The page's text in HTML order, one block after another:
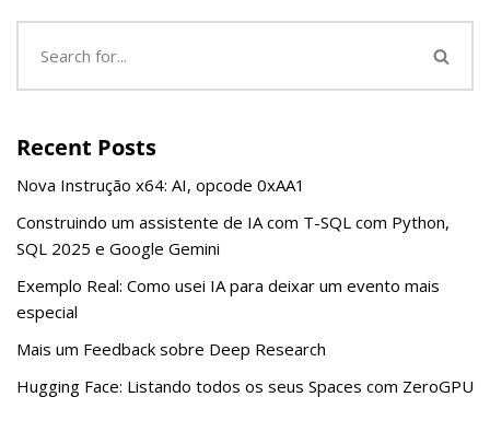
Recent Posts
Nova Instrução x64: AI, opcode 0xAA1
Construindo um assistente de IA com T-SQL com Python,
SQL 2025 e Google Gemini
Exemplo Real: Como usei IA para deixar um evento mais
especial
Mais um Feedback sobre Deep Research
Hugging Face: Listando todos os seus Spaces com ZeroGPU